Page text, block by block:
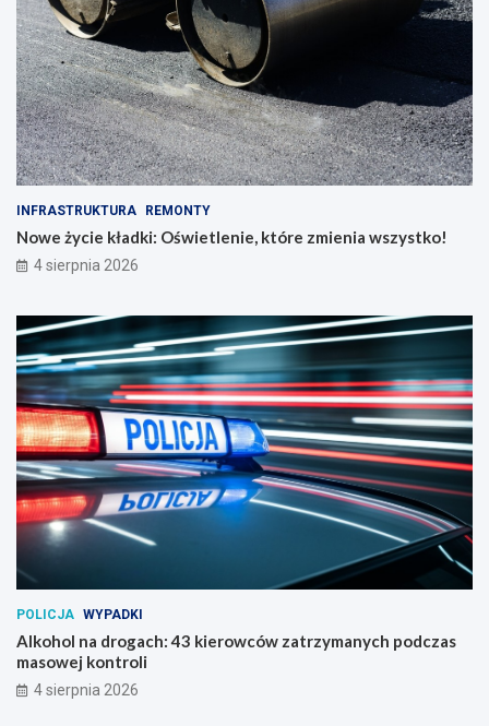
INFRASTRUKTURA REMONTY
Nowe życie kładki: Oświetlenie, które zmienia wszystko!
4 sierpnia 2026
POLICJA WYPADKI
Alkohol na drogach: 43 kierowców zatrzymanych podczas
masowej kontroli
4 sierpnia 2026